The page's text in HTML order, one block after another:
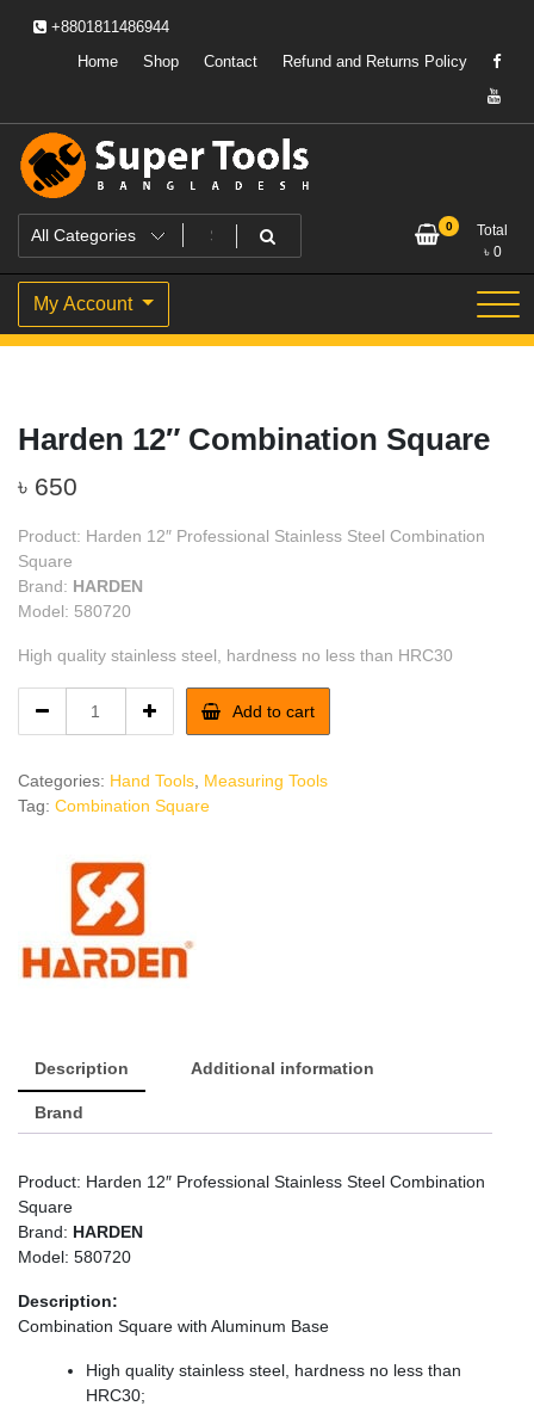
+8801811486944
Home
Shop Contact Refund and Returns Policy
Super Tools Bangladesh
Powering Professionals. Building Bangladesh.
0
Total
৳ 0
My Account
Harden 12″ Combination Square
৳ 650
Product: Harden 12″ Professional Stainless Steel Combination
Square
Brand: HARDEN
Model: 580720
High quality stainless steel, hardness no less than HRC30
Square
quantity
Add to cart
Categories: Hand Tools Measuring Tools
Tag: Combination Square
Description Additional information
Brand
Product: Harden 12″ Professional Stainless Steel Combination
Square
Brand: HARDEN
Model: 580720
Description:
Combination Square with Aluminum Base
High quality stainless steel, hardness no less than
HRC30;